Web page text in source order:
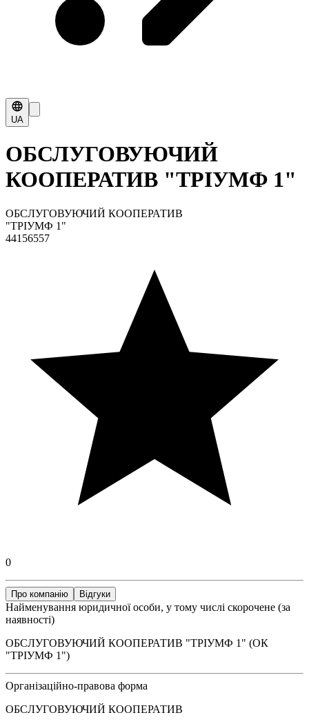
UA
ОБСЛУГОВУЮЧИЙ
КООПЕРАТИВ "ТРІУМФ 1"
ОБСЛУГОВУЮЧИЙ КООПЕРАТИВ
"ТРІУМФ 1"
44156557
0
Про компанію Відгуки
Найменування юридичної особи, у тому числі скорочене (за
наявності)
ОБСЛУГОВУЮЧИЙ КООПЕРАТИВ "ТРІУМФ 1" (ОК
"ТРІУМФ 1")
Організаційно-правова форма
ОБСЛУГОВУЮЧИЙ КООПЕРАТИВ